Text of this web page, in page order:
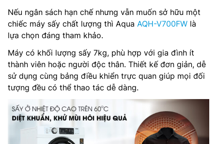
Nếu ngân sách hạn chế nhưng vẫn muốn sở hữu một
chiếc máy sấy chất lượng thì Aqua AQH-V700FW là
lựa chọn đáng tham khảo.
Máy có khối lượng sấy 7kg, phù hợp với gia đình ít
thành viên hoặc người độc thân. Thiết kế đơn giản, dễ
sử dụng cùng bảng điều khiển trực quan giúp mọi đối
tượng đều có thể thao tác dễ dàng.